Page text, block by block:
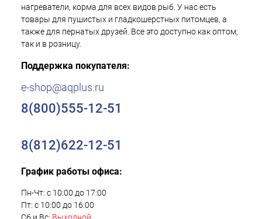
нагреватели, корма для всех видов рыб. У нас есть
товары для пушистых и гладкошерстных питомцев, а
также для пернатых друзей. Все это доступно как оптом,
так и в розницу.
Поддержка покупателя:
e-shop@aqplus.ru
8(800)555-12-51
8(812)622-12-51
График работы офиса:
Пн-Чт: с 10:00 до 17:00
Пт: с 10:00 до 16:00